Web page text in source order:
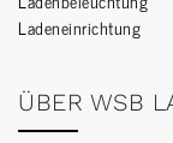
Ladeneinrichtung
ÜBER WSB